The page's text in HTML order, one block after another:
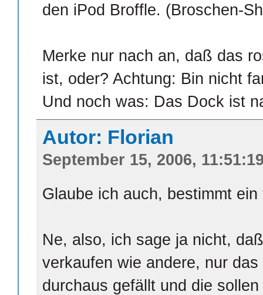
den iPod Broffle. (Broschen-
Merke nur nach an, daß das
ist, oder? Achtung: Bin nicht
Und noch was: Das Dock ist
Autor: Florian
September 15, 2006,
Glaube ich auch, bestimmt
Ne, also, ich sage ja nicht,
verkaufen wie andere, nur
durchaus gefällt und die